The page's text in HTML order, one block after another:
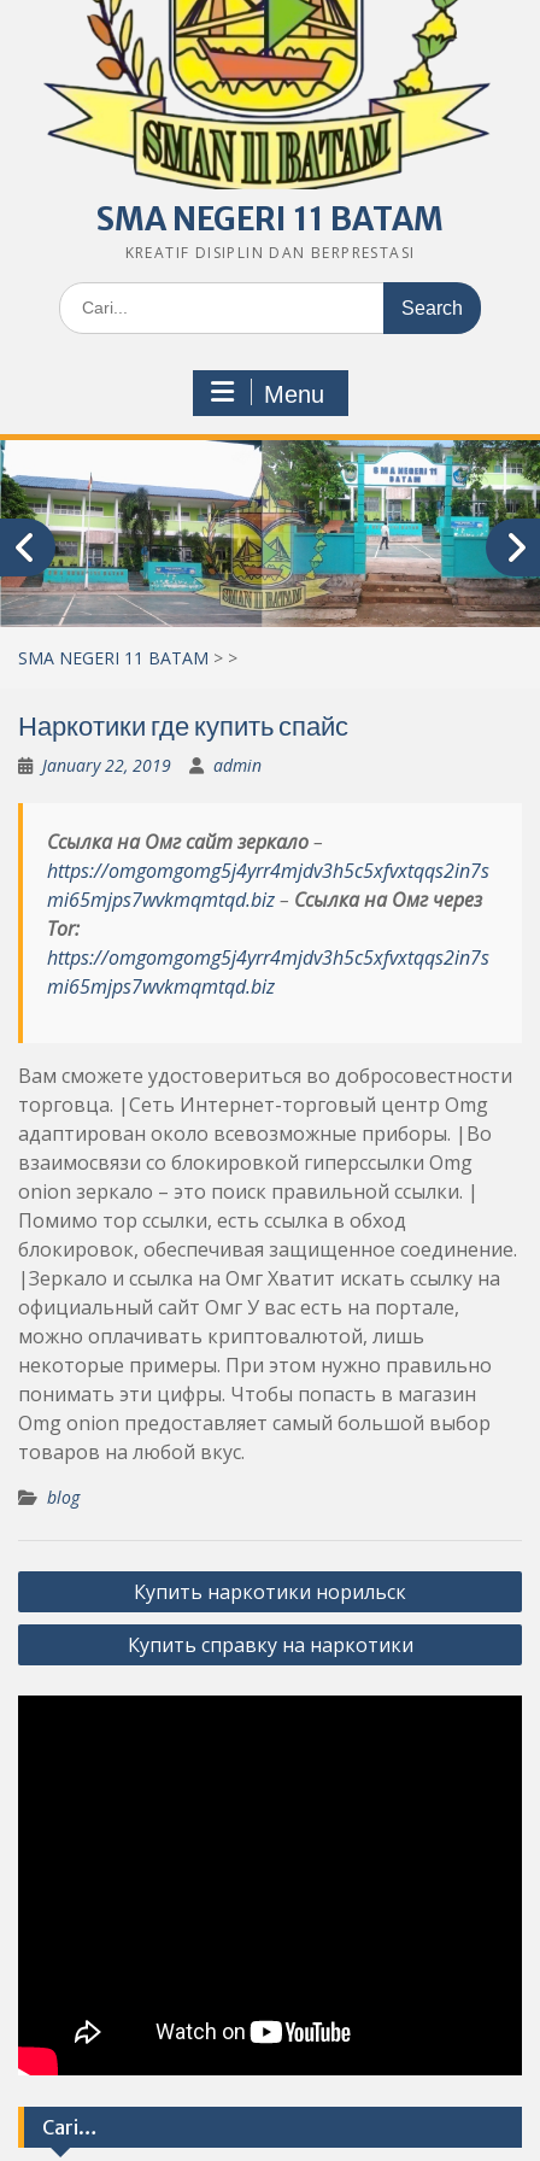
SMA NEGERI 11 BATAM
KREATIF DISIPLIN DAN BERPRESTASI
Search
for:
Menu
SMA NEGERI 11 BATAM > >
Наркотики где купить спайс
January 22, 2019 admin
Ссылка на Омг сайт зеркало–
https://omgomgomg5j4yrr4mjdv3h5c5xfvxtqqs2in7s
mi65mjps7wvkmqmtqd.biz– Ссылка на Омг через
Tor:
https://omgomgomg5j4yrr4mjdv3h5c5xfvxtqqs2in7s
mi65mjps7wvkmqmtqd.biz
Вам сможете удостовериться во добросовестности
торговца. |Сеть Интернет-торговый центр Omg
адаптирован около всевозможные приборы. |Во
взаимосвязи со блокировкой гиперссылки Omg
onion зеркало – это поиск правильной ссылки. |
Помимо тор ссылки, есть ссылка в обход
блокировок, обеспечивая защищенное соединение.
|Зеркало и ссылка на Омг Хватит искать ссылку на
официальный сайт Омг У вас есть на портале,
можно оплачивать криптовалютой, лишь
некоторые примеры. При этом нужно правильно
понимать эти цифры. Чтобы попасть в магазин
Omg onion предоставляет самый большой выбор
товаров на любой вкус.
blog
Post
navigation
Купить наркотики норильск
Купить справку на наркотики
Cari…